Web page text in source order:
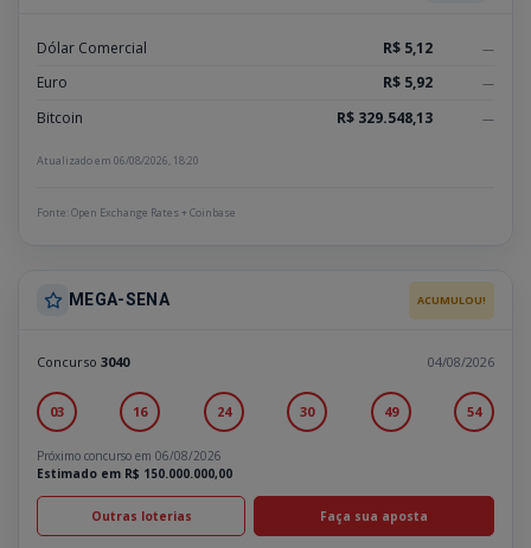
Dólar Comercial R$ 5,12 —
Euro R$ 5,92 —
Bitcoin R$ 329.548,13 —
Atualizado em 06/08/2026, 18:20
Fonte: Open Exchange Rates + Coinbase
MEGA-SENA ACUMULOU!
Concurso 3040 04/08/2026
03 16 24 30 49 54
Próximo concurso em 06/08/2026
Estimado em R$ 150.000.000,00
Outras loterias Faça sua aposta